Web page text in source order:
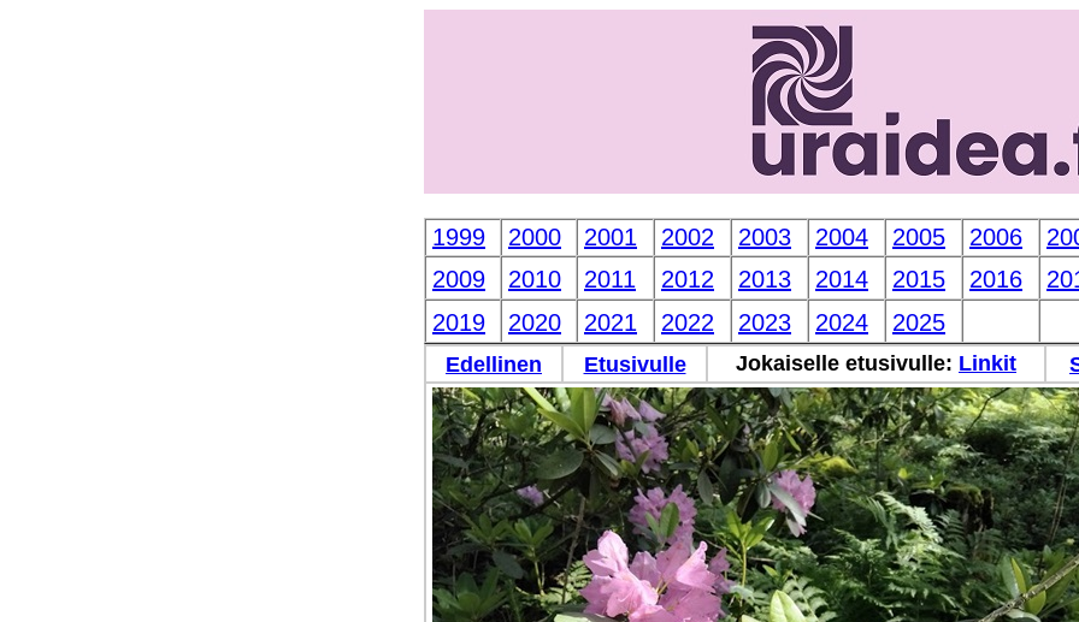
1999 2000 2001 2002 2003 2004 2005 2006
2009
2010 2011 2012 2013 2014 2015 2016
2019
2020 2021 2022 2023 2024 2025
Edellinen Etusivulle Jokaiselle etusivulle: Linkit